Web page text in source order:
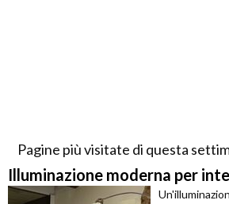
Pagine più visitate di questa
Illuminazione moderna per